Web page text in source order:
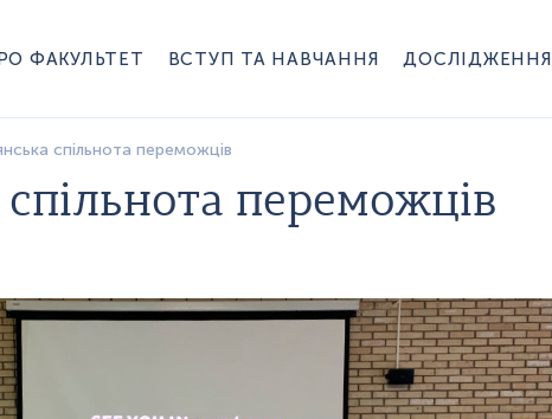
ФАКУЛЬТЕТ ВСТУП ТА НАВЧАННЯ ДОСЛІДЖЕННЯ
спільнота переможців
переможців